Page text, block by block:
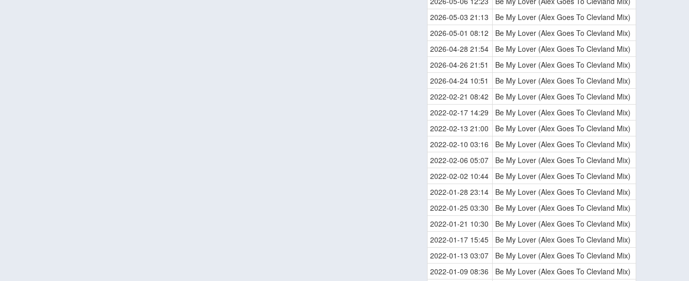
2026-05-03 21:13
Be My Lover (Alex Goes To Clevland Mix)
2026-05-01 08:12
Be My Lover (Alex Goes To Clevland Mix)
2026-04-28 21:54
Be My Lover (Alex Goes To Clevland Mix)
2026-04-26 21:51
Be My Lover (Alex Goes To Clevland Mix)
2026-04-24 10:51
Be My Lover (Alex Goes To Clevland Mix)
2022-02-21 08:42
Be My Lover (Alex Goes To Clevland Mix)
2022-02-17 14:29
Be My Lover (Alex Goes To Clevland Mix)
2022-02-13 21:00
Be My Lover (Alex Goes To Clevland Mix)
2022-02-10 03:16
Be My Lover (Alex Goes To Clevland Mix)
2022-02-06 05:07
Be My Lover (Alex Goes To Clevland Mix)
2022-02-02 10:44
Be My Lover (Alex Goes To Clevland Mix)
2022-01-28 23:14
Be My Lover (Alex Goes To Clevland Mix)
2022-01-25 03:30
Be My Lover (Alex Goes To Clevland Mix)
2022-01-21 10:30
Be My Lover (Alex Goes To Clevland Mix)
2022-01-17 15:45
Be My Lover (Alex Goes To Clevland Mix)
2022-01-13 03:07
Be My Lover (Alex Goes To Clevland Mix)
2022-01-09 08:36
Be My Lover (Alex Goes To Clevland Mix)